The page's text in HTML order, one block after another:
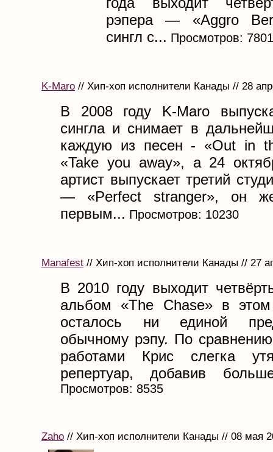
рэпера — «Aggro
сингл с... Просмотров: 7801
K-Maro // Хип-хоп исполнители Канады // 28
В 2008 году K-Maro
сингла и снимает в
каждую из песен - «Out in
«Take you away», а 24
артист выпускает третий
— «Perfect stranger», он же
первым... Просмотров: 10230
Manafest // Хип-хоп исполнители Канады // 27
В 2010 году выходит
альбом «The Chase» в
осталось ни единой
обычному рэпу. По
работами Крис слегка
репертуар, добавив
Просмотров: 8535
Zaho // Хип-хоп исполнители Канады // 08 мая